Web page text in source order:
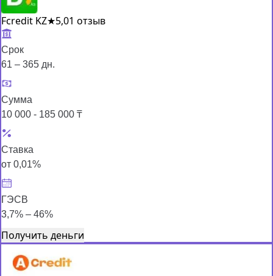
Fcredit KZ★5,01 отзыв
Срок
61 – 365 дн.
Сумма
10 000 - 185 000 ₸
Ставка
от 0,01%
ГЭСВ
3,7% – 46%
Получить деньги